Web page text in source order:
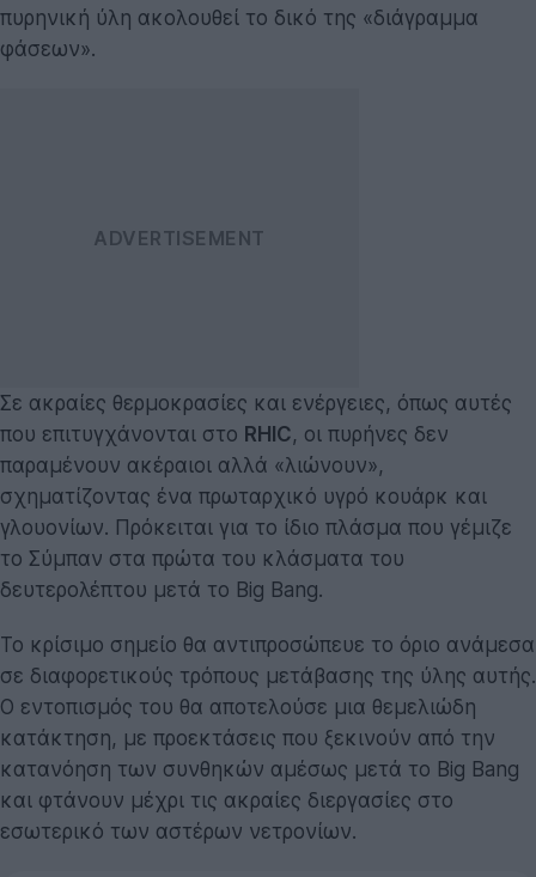
πυρηνική ύλη ακολουθεί το δικό της «διάγραμμα
φάσεων».
Σε ακραίες θερμοκρασίες και ενέργειες, όπως αυτές
που επιτυγχάνονται στο RHIC, οι πυρήνες δεν
παραμένουν ακέραιοι αλλά «λιώνουν»,
σχηματίζοντας ένα πρωταρχικό υγρό κουάρκ και
γλουονίων. Πρόκειται για το ίδιο πλάσμα που γέμιζε
το Σύμπαν στα πρώτα του κλάσματα του
δευτερολέπτου μετά το Big Bang.
Το κρίσιμο σημείο θα αντιπροσώπευε το όριο ανάμεσα
σε διαφορετικούς τρόπους μετάβασης της ύλης αυτής.
Ο εντοπισμός του θα αποτελούσε μια θεμελιώδη
κατάκτηση, με προεκτάσεις που ξεκινούν από την
κατανόηση των συνθηκών αμέσως μετά το Big Bang
και φτάνουν μέχρι τις ακραίες διεργασίες στο
εσωτερικό των αστέρων νετρονίων.